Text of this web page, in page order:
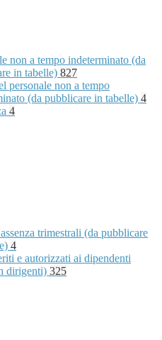
non a tempo indeterminato (da
in tabelle) 827
personale non a tempo
(da pubblicare in tabelle) 4
4
trimestrali (da pubblicare
4
e autorizzati ai dipendenti
dirigenti) 325